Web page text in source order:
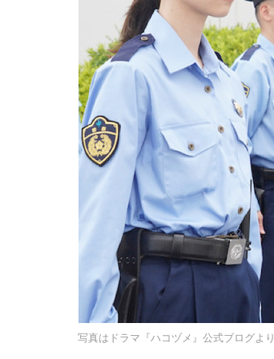
写真はドラマ『ハコヅメ』公式ブログより